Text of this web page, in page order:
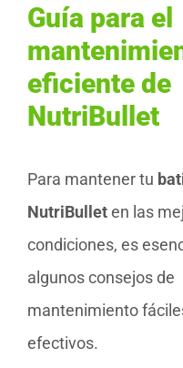
Guía para el
eficiente de
NutriBullet
Para mantener tu
NutriBulleten las
condiciones, es
algunos consejos de
mantenimiento
efectivos.